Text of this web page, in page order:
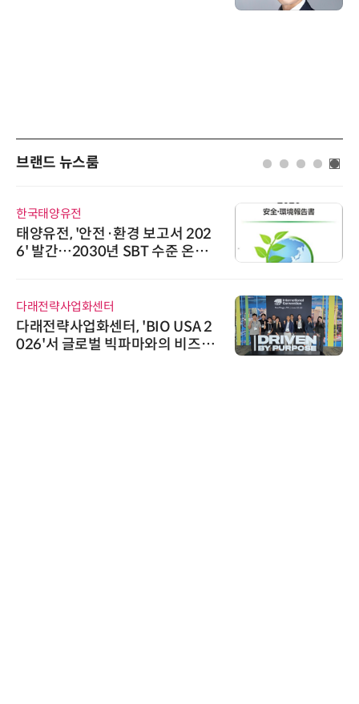
브랜드 뉴스룸
한국태양유전
태양유전, '안전·환경 보고서 202
6' 발간…2030년 SBT 수준 온실
다래전략사업화센터
다래전략사업화센터, 'BIO USA 2
026'서 글로벌 빅파마와의 비즈니